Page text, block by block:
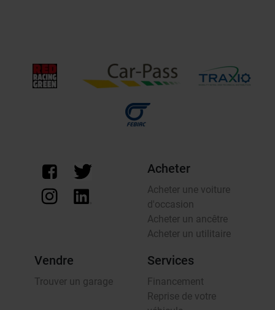
Acheter
Acheter une voiture
d'occasion
Acheter un ancêtre
Acheter un utilitaire
Vendre
Trouver un garage
Services
Financement
Reprise de votre